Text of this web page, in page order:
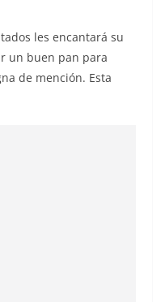
les encantará su
un buen pan para
de mención. Esta